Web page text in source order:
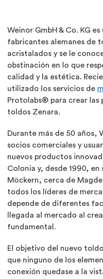
Weinor GmbH & Co. KG
fabricantes alemanes de
acristalados y se le
obstinación en lo que
calidad y la estética.
utilizado los servicios de
Protolabs® para crear las
toldos Zenara.
Durante más de 50 años,
socios comerciales y
nuevos productos
Colonia y, desde 1990,
Möckern, cerca de
todos los líderes de
depende de diferentes
llegada al mercado al
fundamental.
El objetivo del nuevo
que ninguno de los
conexión quedase a la